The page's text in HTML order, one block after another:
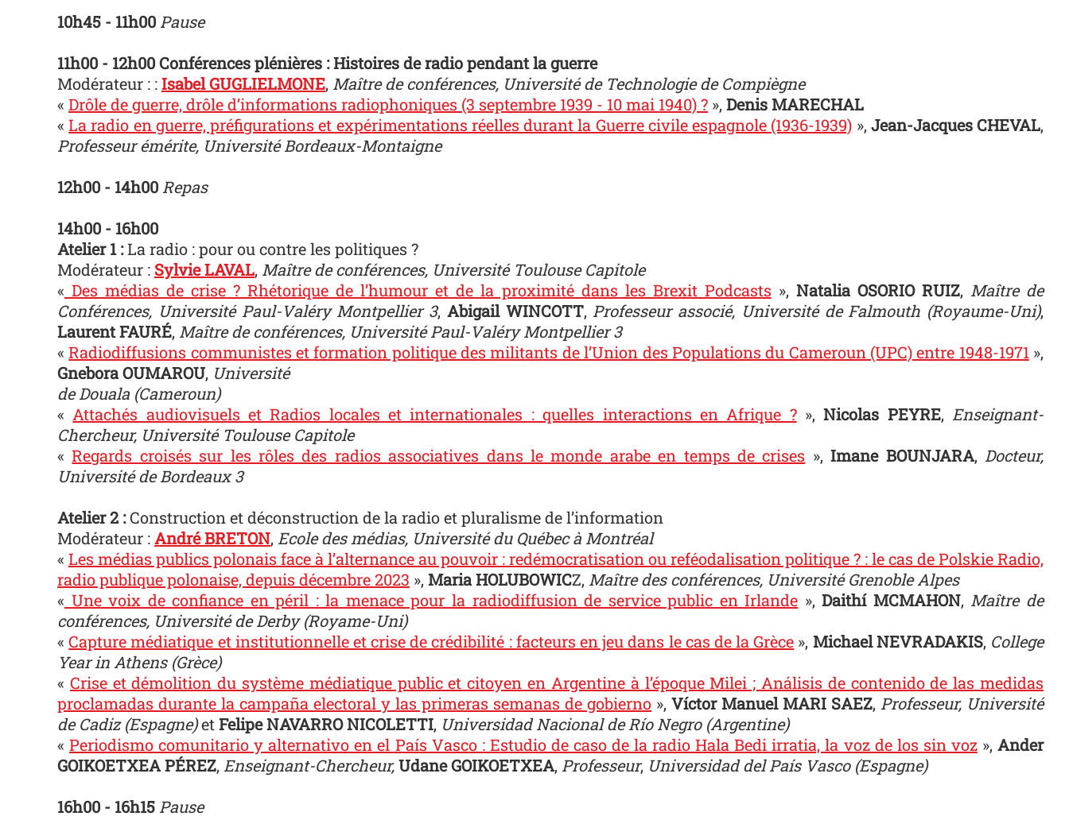
10h45 - 11h00 Pause
11h00 - 12h00 Conférences plénières : Histoires de radio pendant la guerre
Modérateur : :Isabel GUGLIELMONE, Maître de conférences, Université de Technologie de Compiègne
« Drôle de guerre, drôle d’informations radiophoniques (3 septembre 1939 - 10 mai 1940) ? », Denis MARECHAL
«La radio en guerre, préfigurations et expérimentations réelles durant la Guerre civile espagnole (1936-1939) », Jean-Jacques CHEVAL,
Professeur émérite, Université Bordeaux-Montaigne
12h00 - 14h00 Repas
14h00 - 16h00
Atelier 1 :La radio : pour ou contre les politiques ?
Modérateur : Sylvie LAVAL, Maître de conférences, Université Toulouse Capitole
« Des médias de crise ? Rhétorique de l’humour et de la proximité dans les Brexit Podcasts », Natalia OSORIO RUIZ, Maître de
Conférences, Université Paul-Valéry Montpellier 3, Abigail WINCOTT, Professeur associé, Université de Falmouth (Royaume-Uni),
Laurent FAURÉ, Maître de conférences, Université Paul-Valéry Montpellier 3
«Radiodiffusions communistes et formation politique des militants de l’Union des Populations du Cameroun (UPC) entre 1948-1971»,
Gnebora OUMAROU, Université
de Douala (Cameroun)
« Attachés audiovisuels et Radios locales et internationales : quelles interactions en Afrique ?»,Nicolas PEYRE, Enseignant-
Chercheur, Université Toulouse Capitole
«Regards croisés sur les rôles des radios associatives dans le monde arabe en temps de crises »,Imane BOUNJARA, Docteur,
Université de Bordeaux 3
Atelier 2 :Construction et déconstruction de la radio et pluralisme de l’information
Modérateur :André BRETON, Ecole des médias, Université du Québec à Montréal
« Les médias publics polonais face à l’alternance au pouvoir : redémocratisation ou reféodalisation politique ? : le cas de Polskie Radio,
radio publique polonaise, depuis décembre 2023 », Maria HOLUBOWICZ, Maître des conférences, Université Grenoble Alpes
« Une voix de confiance en péril : la menace pour la radiodiffusion de service public en Irlande »,Daithí MCMAHON, Maître de
conférences, Université de Derby (Royame-Uni)
«Capture médiatique et institutionnelle et crise de crédibilité : facteurs en jeu dans le cas de la Grèce », Michael NEVRADAKIS, College
Year in Athens (Grèce)
« Crise et démolition du système médiatique public et citoyen en Argentine à l’époque Milei ; Análisis de contenido de las medidas
proclamadas durante la campaña electoral y las primeras semanas de gobierno », Víctor Manuel MARI SAEZ, Professeur, Université
de Cadiz (Espagne)etFelipe NAVARRO NICOLETTI, Universidad Nacional de Río Negro (Argentine)
«Periodismo comunitario y alternativo en el País Vasco : Estudio de caso de la radio Hala Bedi irratia, la voz de los sin voz»,Ander
GOIKOETXEA PÉREZ, Enseignant-Chercheur,Udane GOIKOETXEA, Professeur, Universidad del País Vasco (Espagne)
16h00 - 16h15 Pause